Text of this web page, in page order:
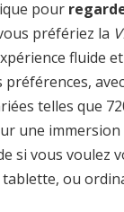
pour
préfériez la
fluide et
telles que
une
si vous voulez
ou